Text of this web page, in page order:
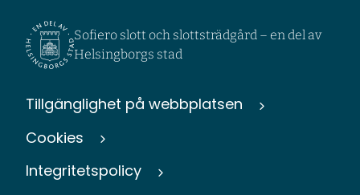
Sofiero slott och slottsträdgård – en del av
Helsingborgs stad
Tillgänglighet på webbplatsen
Cookies
Integritetspolicy